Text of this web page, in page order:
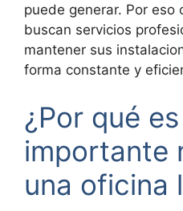
puede generar. Por eso
buscan servicios
mantener sus
forma constante y
¿Por qué
importante
una oficina